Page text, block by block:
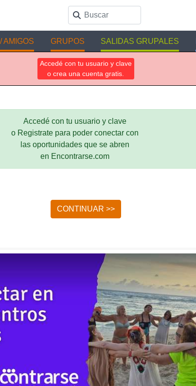
AMIGOS GRUPOS SALIDAS GRUPALES
Accedé con tu usuario y clave
o crea una cuenta gratis.
Accedé con tu usuario y clave
o Registrate para poder conectar con
las oportunidades que se abren
en Encontrarse.com
CONTINUAR >>